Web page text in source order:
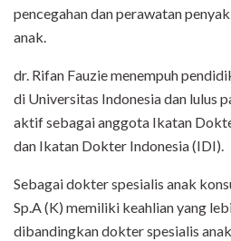
pencegahan dan perawatan
anak.
dr. Rifan Fauzie menempuh
di Universitas Indonesia dan lulus
aktif sebagai anggota Ikatan
dan Ikatan Dokter Indonesia (IDI).
Sebagai dokter spesialis anak
Sp.A (K) memiliki keahlian yang
dibandingkan dokter spesialis